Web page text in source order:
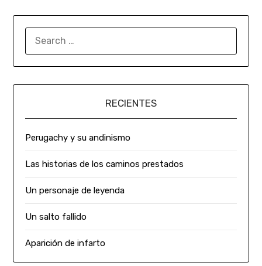
RECIENTES
Perugachy y su andinismo
Las historias de los caminos prestados
Un personaje de leyenda
Un salto fallido
Aparición de infarto